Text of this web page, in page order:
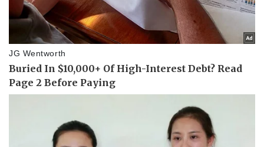
Doanh nghiệp 24h
Doanh nhân
Vì cộng đồng
Tin Công nghệ
Trải nghiệm
Chuyển đổi số